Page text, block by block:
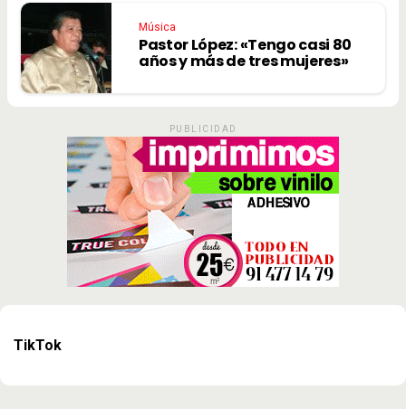
Música
Pastor López: «Tengo casi 80
años y más de tres mujeres»
PUBLICIDAD
TikTok